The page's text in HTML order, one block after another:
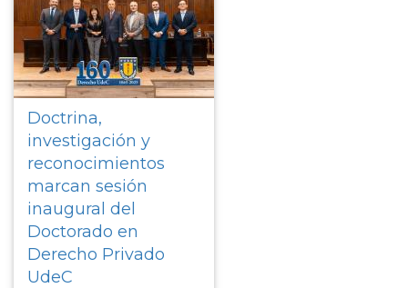
Doctrina,
investigación y
reconocimientos
marcan sesión
inaugural del
Doctorado en
Derecho Privado
UdeC